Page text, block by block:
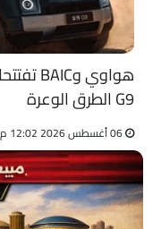
G9 الطرق الوعرة